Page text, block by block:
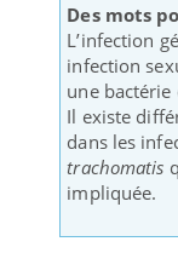
Des mots
L’infection
infection
une bactérie
Il existe
dans les
trachomatis
impliquée.